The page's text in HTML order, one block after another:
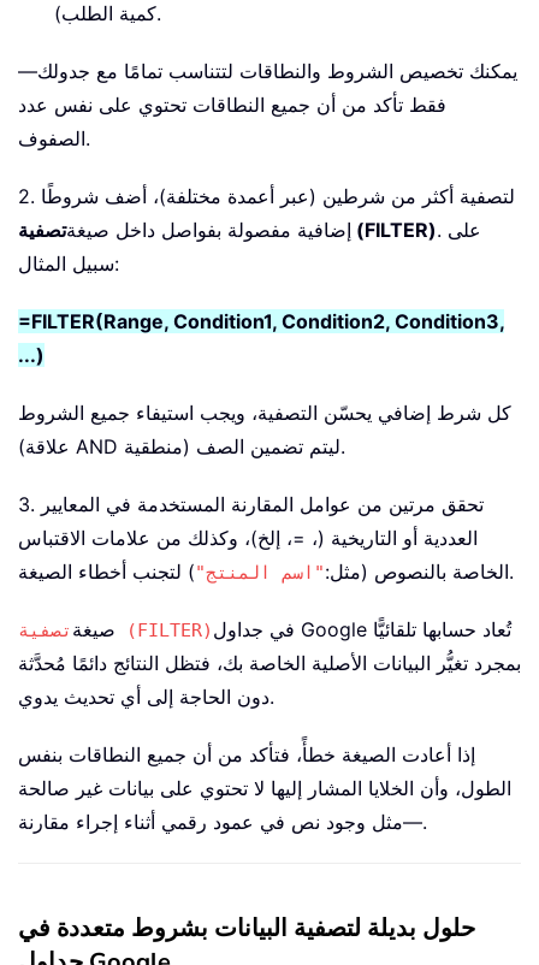
كمية الطلب).
يمكنك تخصيص الشروط والنطاقات لتتناسب تمامًا مع جدولك—
فقط تأكد من أن جميع النطاقات تحتوي على نفس عدد
الصفوف.
2. لتصفية أكثر من شرطين (عبر أعمدة مختلفة)، أضف شروطًا
إضافية مفصولة بفواصل داخل صيغة تصفية (FILTER). على
سبيل المثال:
=FILTER(Range, Condition1, Condition2, Condition3,
...)
كل شرط إضافي يحسّن التصفية، ويجب استيفاء جميع الشروط
(علاقة AND منطقية) ليتم تضمين الصف.
3. تحقق مرتين من عوامل المقارنة المستخدمة في المعايير
العددية أو التاريخية (، =، إلخ)، وكذلك من علامات الاقتباس
الخاصة بالنصوص (مثل:"اسم المنتج" ) لتجنب أخطاء الصيغة.
صيغة تصفية (FILTER) في جداول Google تُعاد حسابها تلقائيًّا
بمجرد تغيُّر البيانات الأصلية الخاصة بك، فتظل النتائج دائمًا مُحدَّثة
دون الحاجة إلى أي تحديث يدوي.
إذا أعادت الصيغة خطأً، فتأكد من أن جميع النطاقات بنفس
الطول، وأن الخلايا المشار إليها لا تحتوي على بيانات غير صالحة
—مثل وجود نص في عمود رقمي أثناء إجراء مقارنة.
حلول بديلة لتصفية البيانات بشروط متعددة في